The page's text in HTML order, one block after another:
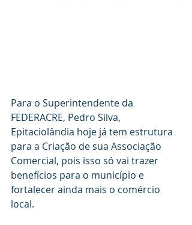
Para o Superintendente da
FEDERACRE, Pedro Silva,
Epitaciolândia hoje já tem estrutura
para a Criação de sua Associação
Comercial, pois isso só vai trazer
benefícios para o município e
fortalecer ainda mais o comércio
local.